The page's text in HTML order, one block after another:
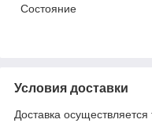
Состояние
Условия доставки
Доставка